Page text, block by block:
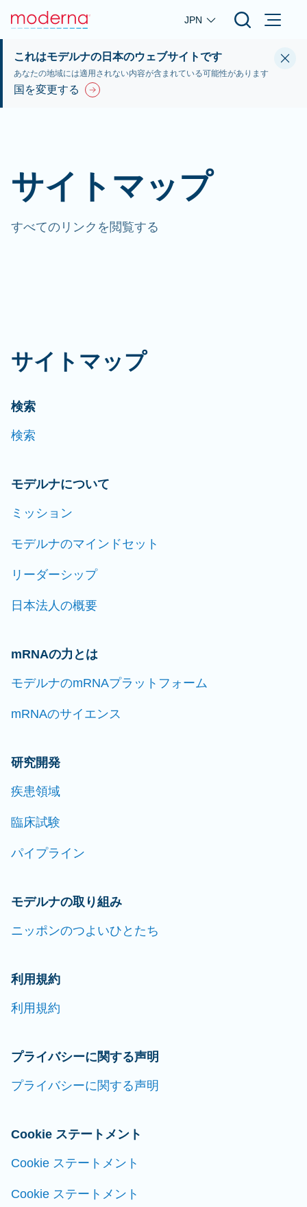
Skip to main content
JPN
これはモデルナの日本のウェブサイトです
あなたの地域には適用されない内容が含まれている可能性があります
国を変更する
サイトマップ
すべてのリンクを閲覧する
サイトマップ
検索
検索
モデルナについて
ミッション
モデルナのマインドセット
リーダーシップ
日本法人の概要
mRNAの力とは
モデルナのmRNAプラットフォーム
mRNAのサイエンス
研究開発
疾患領域
臨床試験
パイプライン
モデルナの取り組み
ニッポンのつよいひとたち
利用規約
利用規約
プライバシーに関する声明
プライバシーに関する声明
Cookie ステートメント
Cookie ステートメント
Cookie ステートメント